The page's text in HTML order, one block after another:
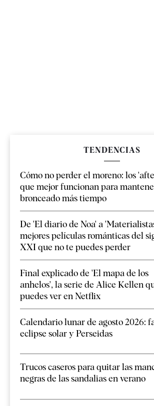
TENDENCIAS
Cómo no perder el moreno: los
que mejor funcionan para
bronceado más tiempo
De 'El diario de Noa' a
mejores películas románticas del
XXI que no te puedes perder
Final explicado de 'El mapa de los
anhelos', la serie de Alice Kellen
puedes ver en Netflix
Calendario lunar de agosto 2026:
eclipse solar y Perseidas
Trucos caseros para quitar las
negras de las sandalias en verano